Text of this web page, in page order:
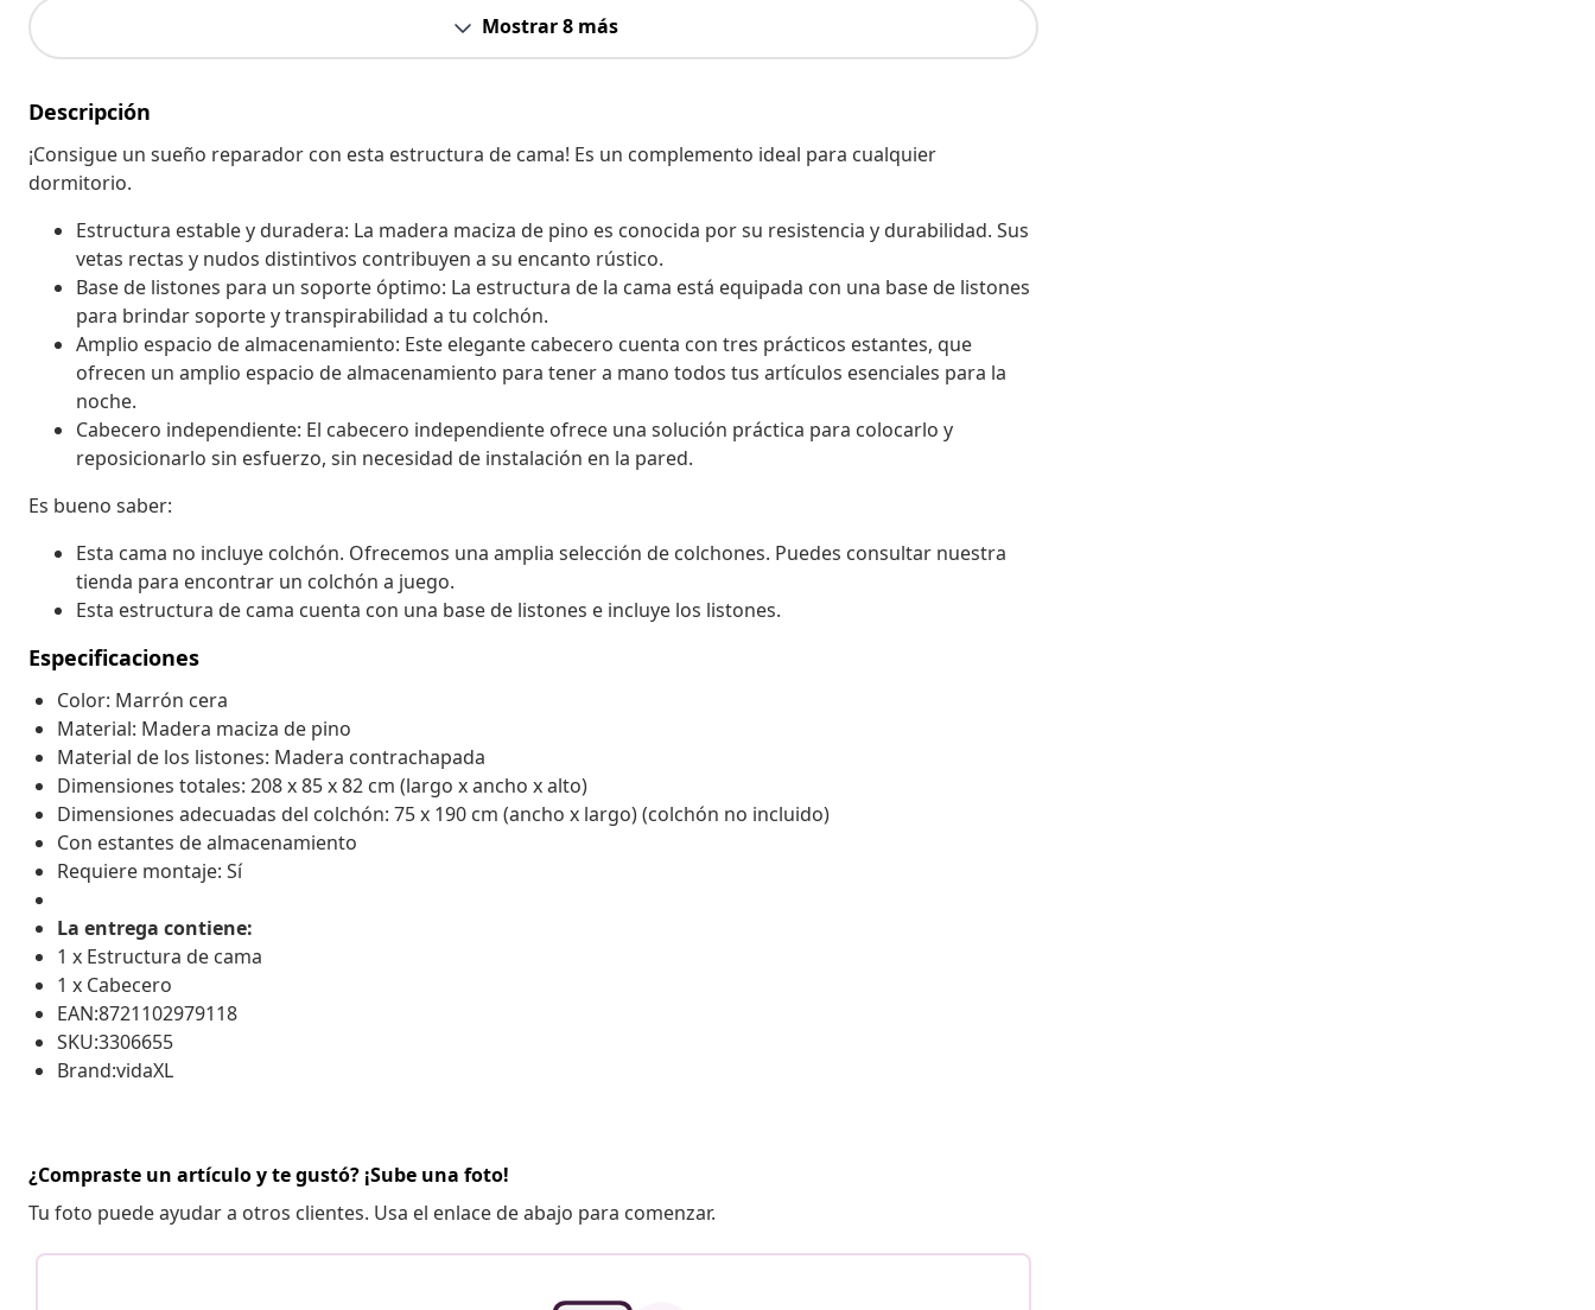
Mostrar 8 más
Descripción
¡Consigue un sueño reparador con esta estructura de cama! Es un complemento ideal para cualquier
dormitorio.
Estructura estable y duradera: La madera maciza de pino es conocida por su resistencia y durabilidad. Sus
vetas rectas y nudos distintivos contribuyen a su encanto rústico.
Base de listones para un soporte óptimo: La estructura de la cama está equipada con una base de listones
para brindar soporte y transpirabilidad a tu colchón.
Amplio espacio de almacenamiento: Este elegante cabecero cuenta con tres prácticos estantes, que
ofrecen un amplio espacio de almacenamiento para tener a mano todos tus artículos esenciales para la
noche.
Cabecero independiente: El cabecero independiente ofrece una solución práctica para colocarlo y
reposicionarlo sin esfuerzo, sin necesidad de instalación en la pared.
Es bueno saber:
Esta cama no incluye colchón. Ofrecemos una amplia selección de colchones. Puedes consultar nuestra
tienda para encontrar un colchón a juego.
Esta estructura de cama cuenta con una base de listones e incluye los listones.
Especificaciones
Color: Marrón cera
Material: Madera maciza de pino
Material de los listones: Madera contrachapada
Dimensiones totales: 208 x 85 x 82 cm (largo x ancho x alto)
Dimensiones adecuadas del colchón: 75 x 190 cm (ancho x largo) (colchón no incluido)
Con estantes de almacenamiento
Requiere montaje: Sí
La entrega contiene:
1 x Estructura de cama
1 x Cabecero
EAN:8721102979118
SKU:3306655
Brand:vidaXL
¿Compraste un artículo y te gustó? ¡Sube una foto!
Tu foto puede ayudar a otros clientes. Usa el enlace de abajo para comenzar.